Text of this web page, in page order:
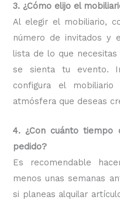
3. ¿Cómo elijo el
Al elegir el mobiliario,
número de invitados y
lista de lo que
se sienta tu evento.
configura el
atmósfera que deseas
4. ¿Con cuánto tiempo
pedido?
Es recomendable
menos unas semanas
si planeas alquilar